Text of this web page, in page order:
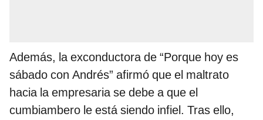
Además, la exconductora de “Porque hoy es
sábado con Andrés” afirmó que el maltrato
hacia la empresaria se debe a que el
cumbiambero le está siendo infiel. Tras ello,